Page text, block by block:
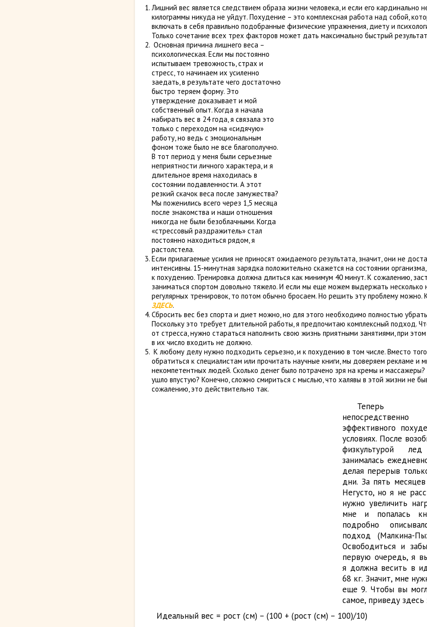
Лишний вес является следствием образа жизни человека, и если его кардинально
килограммы никуда не уйдут. Похудение – это комплексная работа над собой,
включать в себя правильно подобранные физические упражнения, диету и
Только сочетание всех трех факторов может дать максимально быстрый
Основная причина лишнего веса –
психологическая. Если мы постоянно
испытываем тревожность, страх и
стресс, то начинаем их усиленно
заедать, в результате чего достаточно
быстро теряем форму. Это
утверждение доказывает и мой
собственный опыт. Когда я начала
набирать вес в 24 года, я связала это
только с переходом на «сидячую»
работу, но ведь с эмоциональным
фоном тоже было не все благополучно.
В тот период у меня были серьезные
неприятности личного характера, и я
длительное время находилась в
состоянии подавленности. А этот
резкий скачок веса после замужества?
Мы поженились всего через 1,5 месяца
после знакомства и наши отношения
никогда не были безоблачными. Когда
«стрессовый раздражитель» стал
постоянно находиться рядом, я
растолстела.
Если прилагаемые усилия не приносят ожидаемого результата, значит, они не
интенсивны. 15-минутная зарядка положительно скажется на состоянии
к похудению. Тренировка должна длиться как минимум 40 минут. К сожалению,
заниматься спортом довольно тяжело. И если мы еще можем выдержать несколько
регулярных тренировок, то потом обычно бросаем. Но решить эту проблему можно.
ЗДЕСЬ.
Сбросить вес без спорта и диет можно, но для этого необходимо полностью
Поскольку это требует длительной работы, я предпочитаю комплексный подход.
от стресса, нужно стараться наполнить свою жизнь приятными занятиями, при
в их число входить не должно.
К любому делу нужно подходить серьезно, и к похудению в том числе. Вместо
обратиться к специалистам или прочитать научные книги, мы доверяем рекламе и
некомпетентных людей. Сколько денег было потрачено зря на кремы и массажеры?
ушло впустую? Конечно, сложно смириться с мыслью, что халявы в этой жизни не
сожалению, это действительно так.
Теперь
эффективного
условиях. После
физкультурой
занималась
делая перерыв
дни. За пять
Негусто, но я не
нужно увеличить
мне и попалась
подробно
подход (Малкина-
Освободиться и
первую очередь, я
я должна весить в
68 кг. Значит, мне
еще 9. Чтобы вы
самое, приведу здесь
Идеальный вес = рост (см) – (100 + (рост (см) – 100)/10)